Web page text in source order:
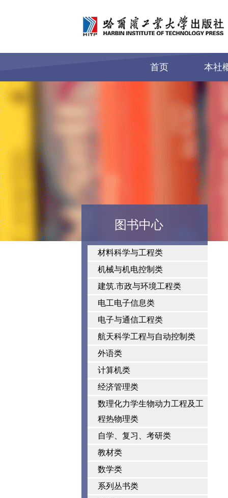
首页 本社
图书中心
材料科学与工程类
机械与机电控制类
建筑.市政与环境工程类
电工电子信息类
电子与通信工程类
航天科学工程与自动控制类
外语类
计算机类
经济管理类
数理化力学生物动力工程及工
程热物理类
自学、复习、考研类
教材类
数学类
系列丛书类